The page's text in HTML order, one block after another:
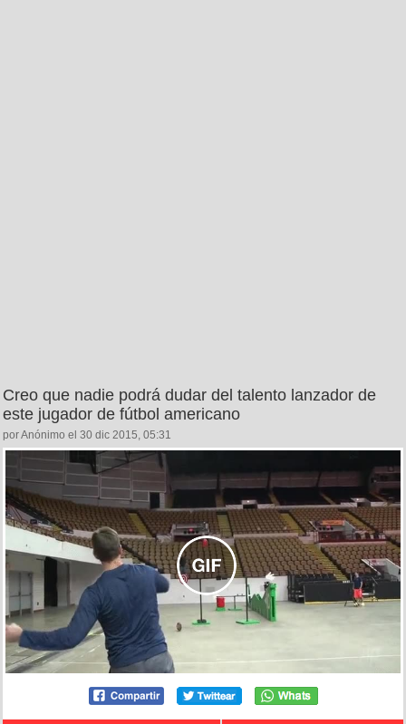
Creo que nadie podrá dudar del talento lanzador de
este jugador de fútbol americano
por Anónimo el 30 dic 2015, 05:31